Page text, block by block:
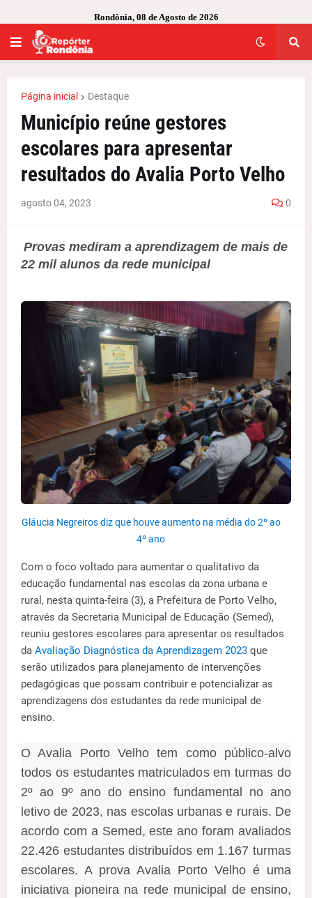
Rondônia, 08 de Agosto de 2026
Página inicial Destaque
Município reúne gestores
escolares para apresentar
resultados do Avalia Porto Velho
agosto 04, 2023 0
Provas mediram a aprendizagem de mais de
22 mil alunos da rede municipal
Gláucia Negreiros diz que houve aumento na média do 2º ao
4º ano
Com o foco voltado para aumentar o qualitativo da
educação fundamental nas escolas da zona urbana e
rural, nesta quinta-feira (3), a Prefeitura de Porto Velho,
através da Secretaria Municipal de Educação (Semed),
reuniu gestores escolares para apresentar os resultados
da Avaliação Diagnóstica da Aprendizagem 2023 que
serão utilizados para planejamento de intervenções
pedagógicas que possam contribuir e potencializar as
aprendizagens dos estudantes da rede municipal de
ensino.
O Avalia Porto Velho tem como público-alvo
todos os estudantes matriculados em turmas do
2º ao 9º ano do ensino fundamental no ano
letivo de 2023, nas escolas urbanas e rurais. De
acordo com a Semed, este ano foram avaliados
22.426 estudantes distribuídos em 1.167 turmas
escolares. A prova Avalia Porto Velho é uma
iniciativa pioneira na rede municipal de ensino,